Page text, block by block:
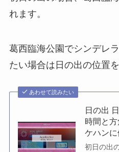
れます。
葛西臨海公園でシンデレ
たい場合は日の出の位置を
あわせて読みたい
日の出
時間と
ケハンに
初日の出